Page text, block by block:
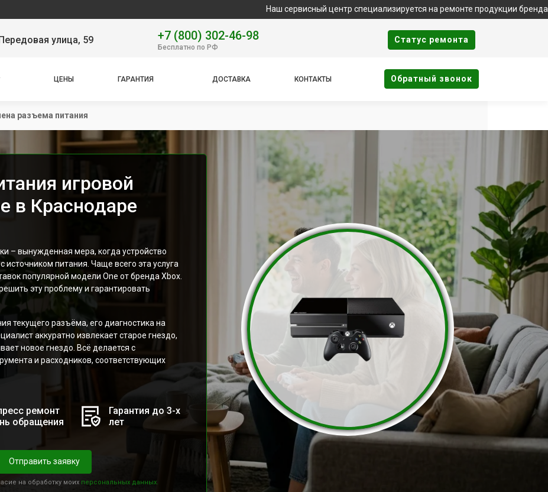
Наш сервисный центр специализируется на ремонте продукции бренда Xbox.
улица, 59 +7 (800) 302-46-98
Бесплатно по РФ
Cтатус ремонта
ЦЕНЫ ГАРАНТИЯ ДОСТАВКА КОНТАКТЫ Oбратный звонок
разъема питания
игровой
в Краснодаре
– вынужденная мера, когда устройство
источником питания. Чаще всего эта услуга
популярной модели One от бренда Xbox.
эту проблему и гарантировать
текущего разъёма, его диагностика на
аккуратно извлекает старое гнездо,
новое гнездо. Всё делается с
и расходников, соответствующих
ремонт
обращения
Гарантия до 3-х
лет
Отправить заявку
на обработку моих персональных данных.